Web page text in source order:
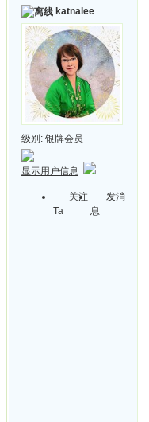
katnalee
级别: 银牌会员
显示用户信息
关注
Ta
发消
息